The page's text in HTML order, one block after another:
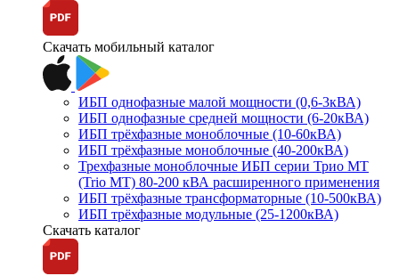
Скачать мобильный каталог
ИБП однофазные малой мощности (0,6-3кВА)
ИБП однофазные средней мощности (6-20кВА)
ИБП трёхфазные моноблочные (10-60кВА)
ИБП трёхфазные моноблочные (40-200кВА)
Трехфазные моноблочные ИБП серии Трио МТ
(Trio MT) 80-200 кВА расширенного применения
ИБП трёхфазные трансформаторные (10-500кВА)
ИБП трёхфазные модульные (25-1200кВА)
Скачать каталог